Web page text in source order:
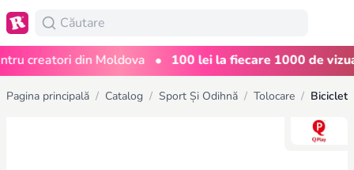
creatori din Moldova • 100 lei la fiecare 1000 de
Pagina principală / Catalog / Sport Și Odihnă / Tolocare /